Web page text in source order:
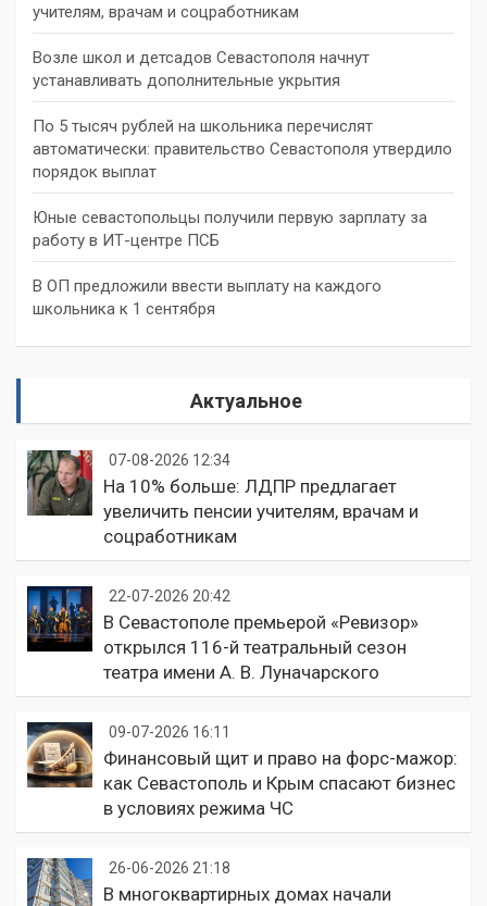
учителям, врачам и соцработникам
Возле школ и детсадов Севастополя начнут
устанавливать дополнительные укрытия
По 5 тысяч рублей на школьника перечислят
автоматически: правительство Севастополя утвердило
порядок выплат
Юные севастопольцы получили первую зарплату за
работу в ИТ-центре ПСБ
В ОП предложили ввести выплату на каждого
школьника к 1 сентября
Актуальное
07-08-2026 12:34
На 10% больше: ЛДПР предлагает
увеличить пенсии учителям, врачам и
соцработникам
22-07-2026 20:42
В Севастополе премьерой «Ревизор»
открылся 116-й театральный сезон
театра имени А. В. Луначарского
09-07-2026 16:11
Финансовый щит и право на форс-мажор:
как Севастополь и Крым спасают бизнес
в условиях режима ЧС
26-06-2026 21:18
В многоквартирных домах начали